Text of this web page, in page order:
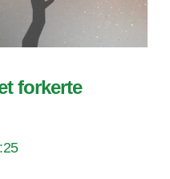
forkerte